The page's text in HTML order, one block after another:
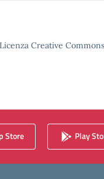
Creative
Store Play